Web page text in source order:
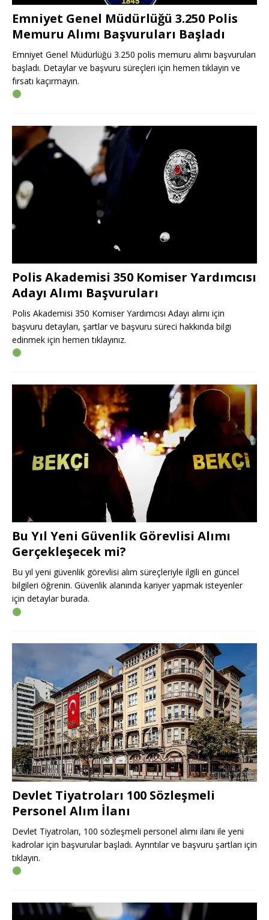
Emniyet Genel Müdürlüğü 3.250 Polis
Memuru Alımı Başvuruları Başladı
Emniyet Genel Müdürlüğü 3.250 polis memuru alımı başvuruları
başladı. Detaylar ve başvuru süreçleri için hemen tıklayın ve
fırsatı kaçırmayın.
Polis Akademisi 350 Komiser Yardımcısı
Adayı Alımı Başvuruları
Polis Akademisi 350 Komiser Yardımcısı Adayı alımı için
başvuru detayları, şartlar ve başvuru süreci hakkında bilgi
edinmek için hemen tıklayınız.
Bu Yıl Yeni Güvenlik Görevlisi Alımı
Gerçekleşecek mi?
Bu yıl yeni güvenlik görevlisi alım süreçleriyle ilgili en güncel
bilgileri öğrenin. Güvenlik alanında kariyer yapmak isteyenler
için detaylar burada.
Devlet Tiyatroları 100 Sözleşmeli
Personel Alım İlanı
Devlet Tiyatroları, 100 sözleşmeli personel alımı ilanı ile yeni
kadrolar için başvurular başladı. Ayrıntılar ve başvuru şartları için
tıklayın.